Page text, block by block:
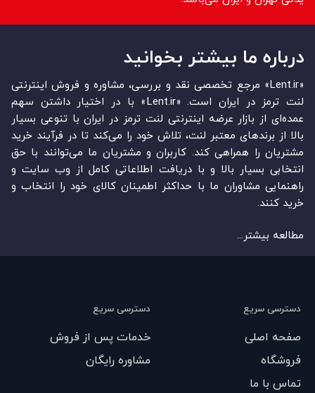
درباره ما بیشتر بخوانید
«Lent.ir» مرجع تخصصی نقد و بررسی، مشاوره و فروش اینترنتی
لنت ترمز در ایران است. «Lent.ir» با در اختیار داشتن سهم
عمده‏‌ای از بازار عرضه اینترنتی لنت ترمز در ایران با تنوعی بسیار
بالا از برندهای معتبر لنت، تلاش خود را می‌‏‏کند تا در فرآیند خرید
مشتریان را همراهی کند. کاربران و مشتریان ما می‏‏‌توانند با حق
انتخابی بسیار بالا و با دریافت اطلاعاتی کامل از وب سایت و
راهنمایی مشاوران ما با حداکثر اطمینان کالای خود را انتخاب و
خرید کنند.
مطالعه بیشتر...
دسترسی سریع
صفحه اصلی
فروشگاه
تماس با ما
دسترسی سریع
خدمات پس از فروش
مشاوره رایگان